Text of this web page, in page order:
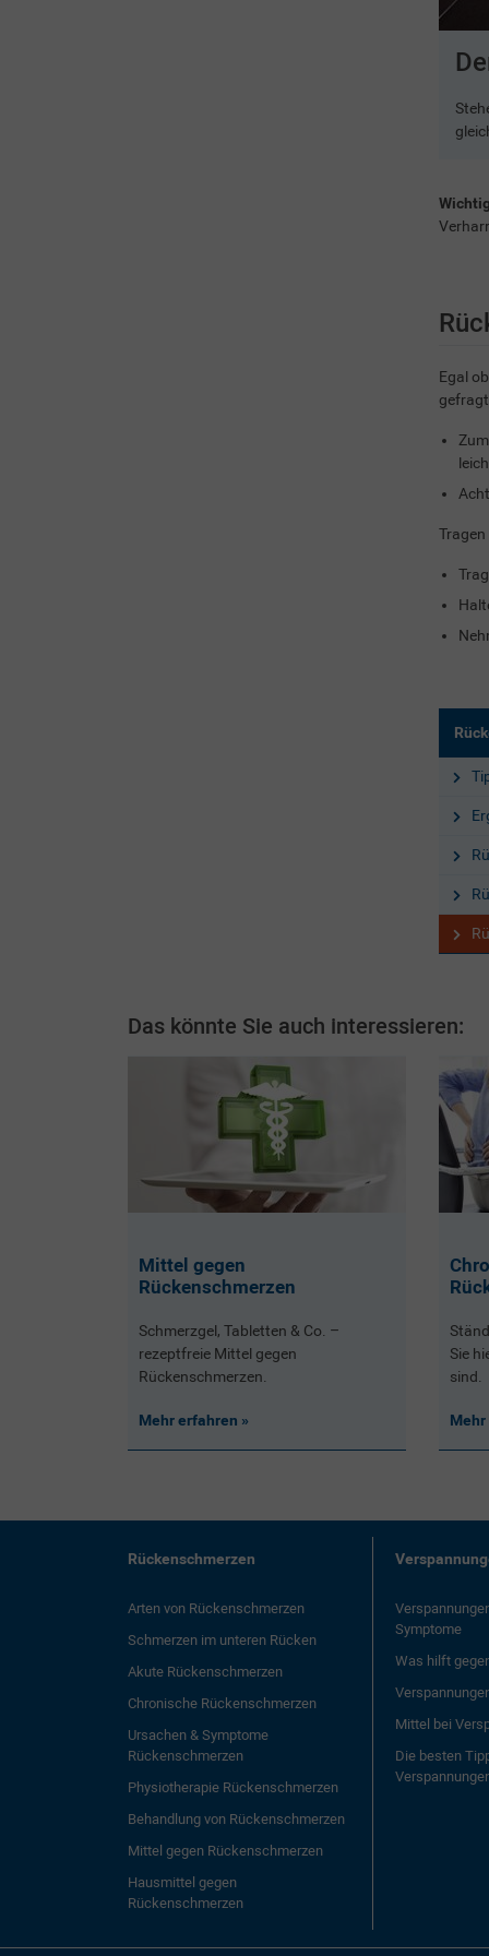
Egal
Das könnte Sie auch interessieren:
Mittel gegen
Rückenschmerzen
Schmerzgel, Tabletten & Co. –
rezeptfreie Mittel gegen
Rückenschmerzen.
Mehr erfahren
Sie
sind.
Rückenschmerzen
Arten von Rückenschmerzen
Schmerzen im unteren Rücken
Akute Rückenschmerzen
Chronische Rückenschmerzen
Ursachen & Symptome
Rückenschmerzen
Physiotherapie Rückenschmerzen
Behandlung von Rückenschmerzen
Mittel gegen Rückenschmerzen
Hausmittel gegen
Rückenschmerzen
Symptome
Was hilft
Mittel bei
Die besten